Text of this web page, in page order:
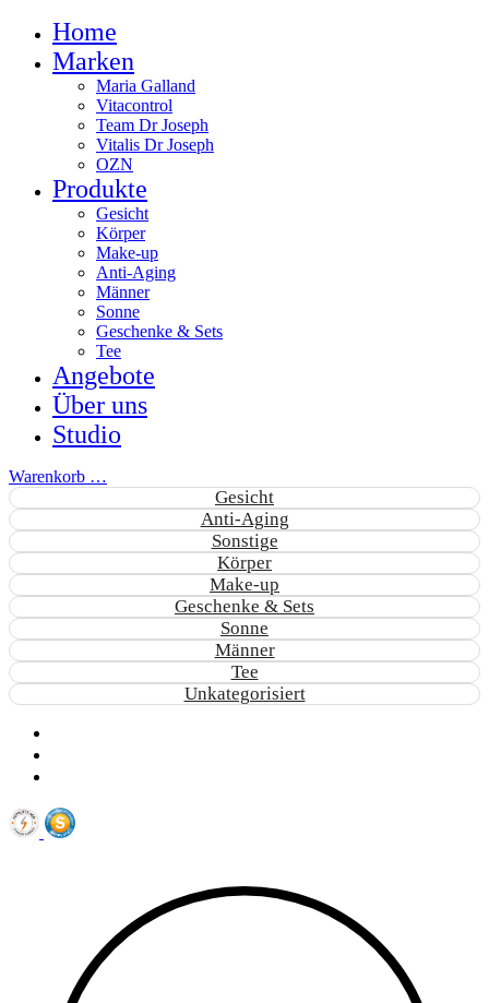
Home
Marken
Maria Galland
Vitacontrol
Team Dr Joseph
Vitalis Dr Joseph
OZN
Produkte
Gesicht
Körper
Make-up
Anti-Aging
Männer
Sonne
Geschenke & Sets
Tee
Angebote
Über uns
Studio
Warenkorb …
Gesicht
Anti-Aging
Sonstige
Körper
Make-up
Geschenke & Sets
Sonne
Männer
Tee
Unkategorisiert